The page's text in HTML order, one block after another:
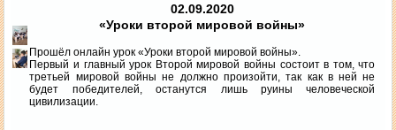
02.09.2020
«Уроки второй мировой войны»
Прошёл онлайн урок «Уроки второй мировой войны».
Первый и главный урок Второй мировой войны состоит в том, что
третьей мировой войны не должно произойти, так как в ней не
будет победителей, останутся лишь руины человеческой
цивилизации.